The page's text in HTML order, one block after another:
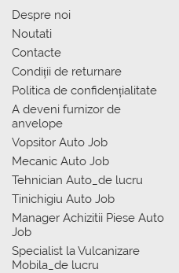
Despre noi
Noutati
Contacte
Condiții de returnare
Politica de confidențialitate
A deveni furnizor de
anvelope
Vopsitor Auto Job
Mecanic Auto Job
Tehnician Auto_de lucru
Tinichigiu Auto Job
Manager Achizitii Piese Auto
Job
Specialist la Vulcanizare
Mobila_de lucru